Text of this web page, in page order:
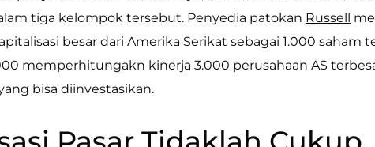
tiga kelompok tersebut. Penyedia patokan Russell
besar dari Amerika Serikat sebagai 1.000 saham
memperhitungakn kinerja 3.000 perusahaan AS
bisa diinvestasikan.